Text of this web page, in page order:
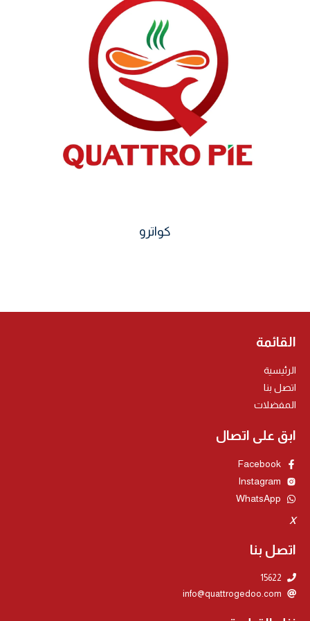
كواترو
القائمة
الرئيسية
اتصل بنا
المفضلات
ابق على اتصال
Facebook
Instagram
WhatsApp
x
اتصل بنا
15622
info@quattrogedoo.com